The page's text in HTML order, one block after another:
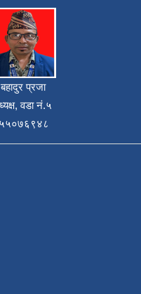
प्रजा
वडा नं.५